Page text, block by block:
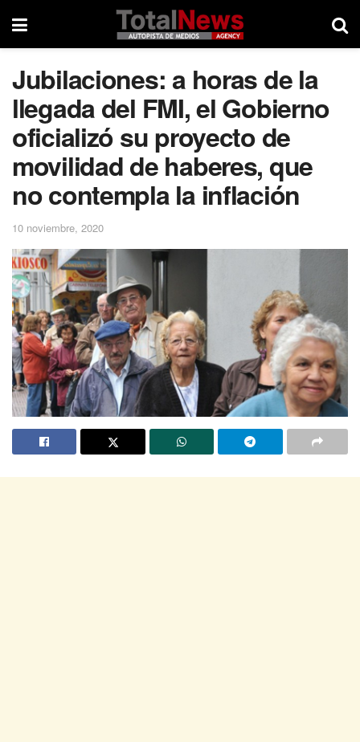
Jubilaciones: a horas de la
llegada del FMI, el Gobierno
oficializó su proyecto de
movilidad de haberes, que
no contempla la inflación
10 noviembre, 2020